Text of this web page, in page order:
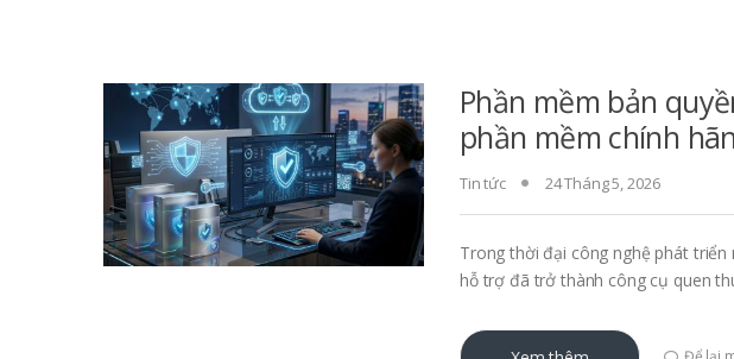
Phần mềm bản
phần mềm chính
Tin tức 24 Tháng 5, 2026
Trong thời đại công nghệ phát
hỗ trợ đã trở thành công cụ quen